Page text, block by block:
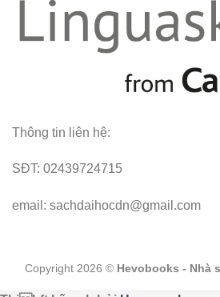
Thông tin liên hệ:
SĐT: 02439724715
email: sachdaihocdn@gmail.com
Copyright 2026 © Hevobooks - Nhà